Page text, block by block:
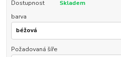
Dostupnost
Skladem
barva
Požadovaná šíře